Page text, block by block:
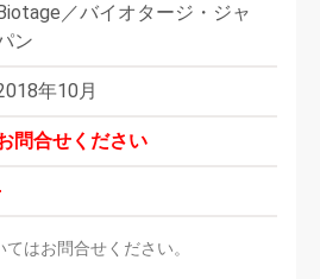
／バイオタージ・ジャ
ン
年10月
問合せください
はお問合せください。